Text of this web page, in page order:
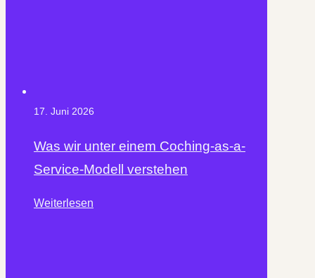
17. Juni 2026
Was wir unter einem Coching-as-a-
Service-Modell verstehen
Weiterlesen